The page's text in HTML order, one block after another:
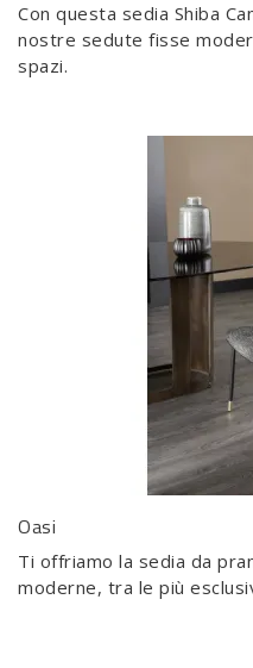
Con questa sedia Shiba
nostre sedute fisse
spazi.
Oasi
Ti offriamo la sedia da
moderne, tra le più